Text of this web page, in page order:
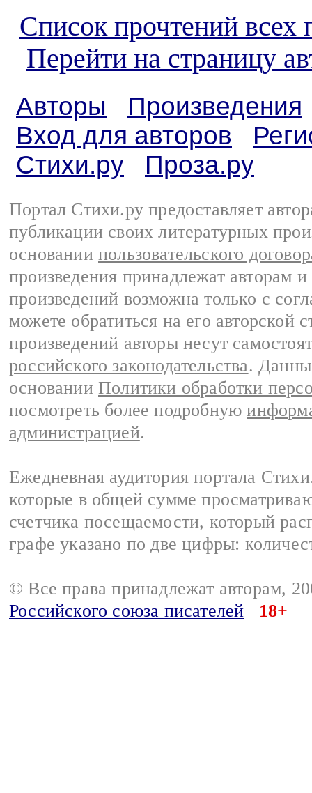
Список прочтений всех
Перейти на страницу
Авторы
Произведения
Вход для авторов
Стихи.ру
Проза.ру
Портал Стихи.ру предоставляет
публикации своих литературных
основании пользовательского
произведения принадлежат авторам
произведений возможна только с
можете обратиться на его авторской
произведений авторы несут
российского законодательства.
основании Политики обработки
посмотреть более подробную
администрацией.
Ежедневная аудитория портала
которые в общей сумме
счетчика посещаемости, который
графе указано по две цифры:
© Все права принадлежат авторам,
Российского союза писателей
18+